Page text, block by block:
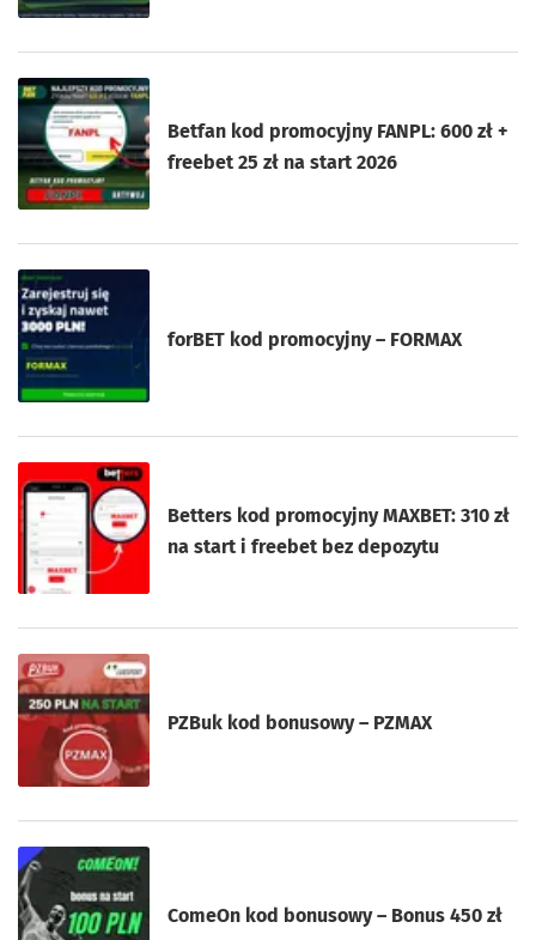
Betfan kod promocyjny FANPL: 600 zł +
freebet 25 zł na start 2026
forBET kod promocyjny – FORMAX
Betters kod promocyjny MAXBET: 310 zł
na start i freebet bez depozytu
PZBuk kod bonusowy – PZMAX
ComeOn kod bonusowy – Bonus 450 zł